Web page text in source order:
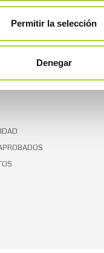
Permitir la selección
Denegar